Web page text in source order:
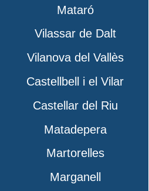
Mataró
Vilassar de Dalt
Vilanova del Vallès
Castellbell i el Vilar
Castellar del Riu
Matadepera
Martorelles
Marganell